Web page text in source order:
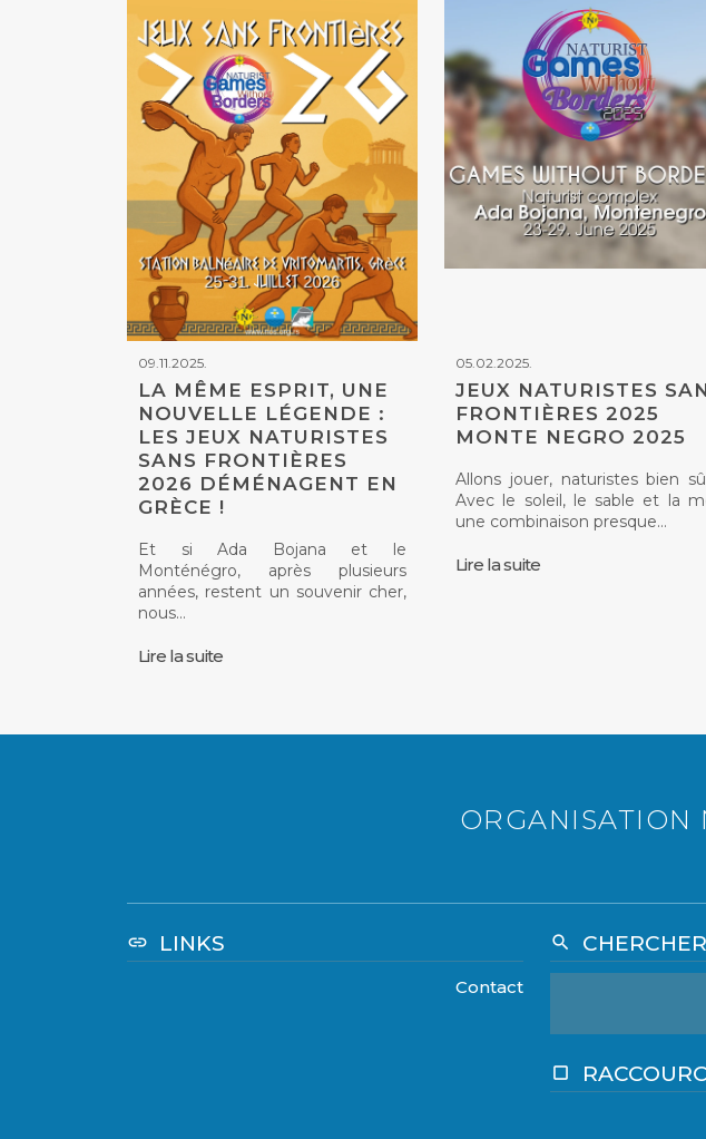
09.11.2025.
LA MÊME ESPRIT, UNE
NOUVELLE LÉGENDE :
LES JEUX NATURISTES
SANS FRONTIÈRES
2026 DÉMÉNAGENT EN
GRÈCE !
Et si Ada Bojana et le
Monténégro, après plusieurs
années, restent un souvenir cher,
nous…
Lire la suite
05.02.2025.
JEUX NATURISTES
FRONTIÈRES 2025
MONTE NEGRO 2025
Allons jouer, naturistes bien
Avec le soleil, le sable et la
une combinaison presque…
Lire la suite
ORGANISATION
link LINKS
Contact
search CHERCHER
crop_square